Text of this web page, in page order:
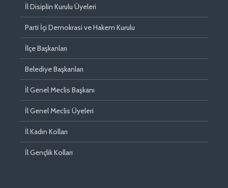
İl Disiplin Kurulu Üyeleri
Parti İçi Demokrasi ve Hakem Kurulu
İlçe Başkanları
Belediye Başkanları
İl Genel Meclis Başkanı
İl Genel Meclis Üyeleri
İl Kadın Kolları
İl Gençlik Kolları